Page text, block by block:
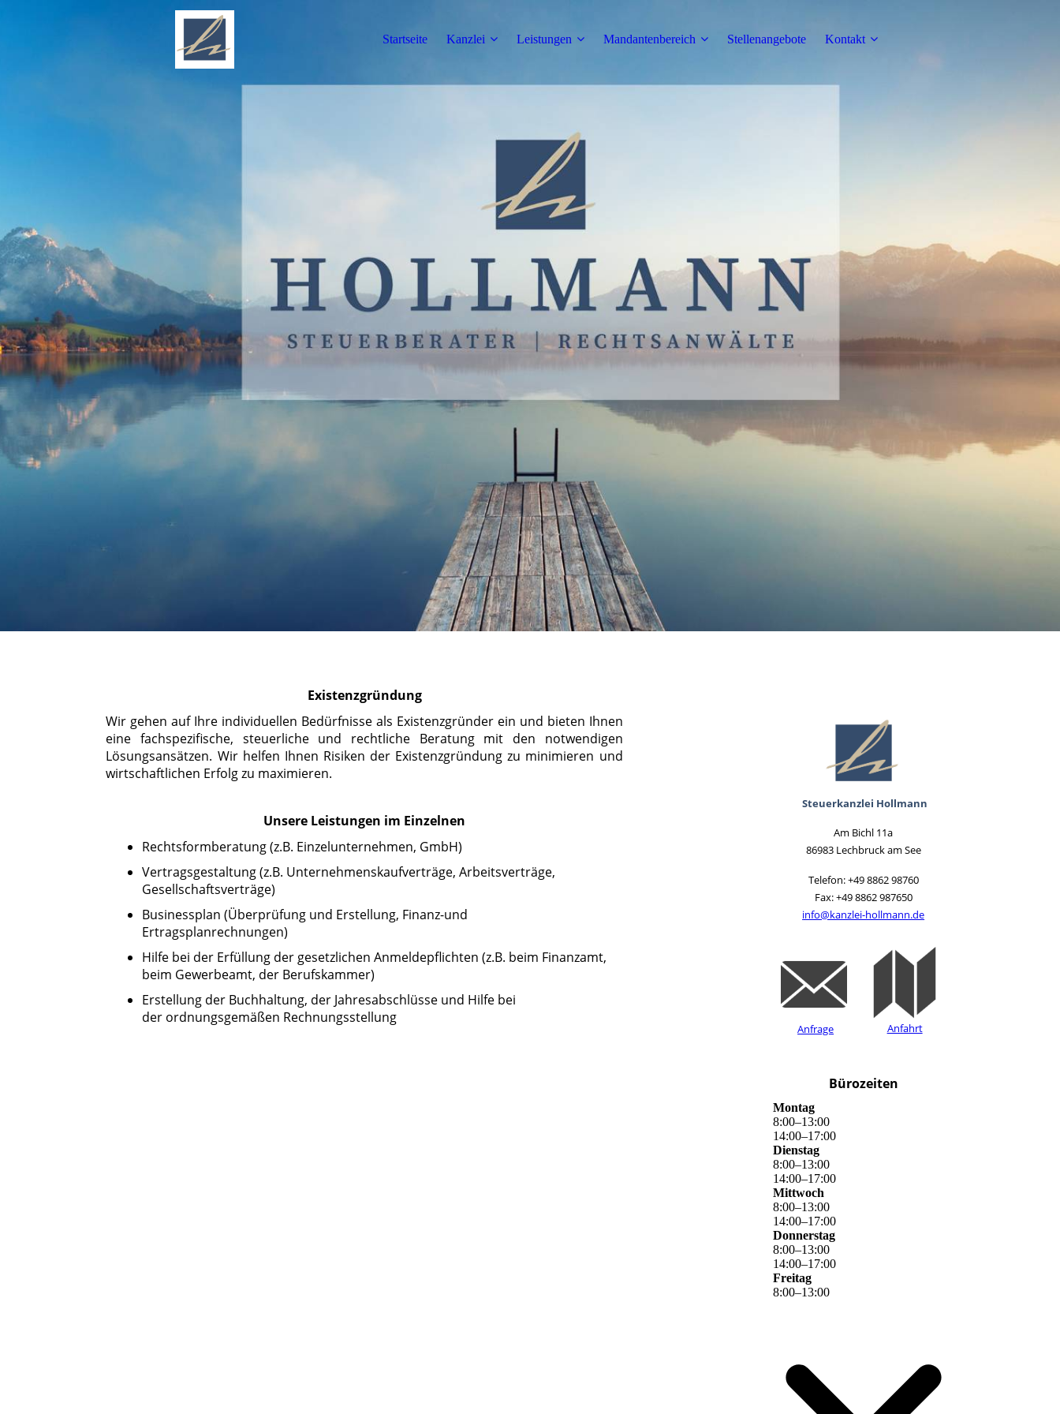
Startseite Kanzlei Leistungen Mandantenbereich Stellenangebote Kontakt
Existenzgründung
Wir gehen auf Ihre individuellen Bedürfnisse als Existenzgründer ein und bieten Ihnen
eine fachspezifische, steuerliche und rechtliche Beratung mit den notwendigen
Lösungsansätzen. Wir helfen Ihnen Risiken der Existenzgründung zu minimieren und
wirtschaftlichen Erfolg zu maximieren.
Unsere Leistungen im Einzelnen
Rechtsformberatung (z.B. Einzelunternehmen, GmbH)
Vertragsgestaltung (z.B. Unternehmenskaufverträge, Arbeitsverträge,
Gesellschaftsverträge)
Businessplan (Überprüfung und Erstellung, Finanz-und
Ertragsplanrechnungen)
Hilfe bei der Erfüllung der gesetzlichen Anmeldepflichten (z.B. beim Finanzamt,
beim Gewerbeamt, der Berufskammer)
Erstellung der Buchhaltung, der Jahresabschlüsse und Hilfe bei
der ordnungsgemäßen Rechnungsstellung
Steuerkanzlei Hollmann
Am Bichl 11a
86983 Lechbruck am See
Telefon:+49 8862 98760
Fax: +49 8862 987650
info@kanzlei-hollmann.de
Anfrage Anfahrt
Bürozeiten
Montag
8:00–13:00
14:00–17:00
Dienstag
8:00–13:00
14:00–17:00
Mittwoch
8:00–13:00
14:00–17:00
Donnerstag
8:00–13:00
14:00–17:00
Freitag
8:00–13:00